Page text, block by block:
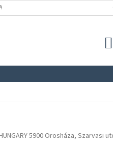
5900 Orosháza, Szarvasi